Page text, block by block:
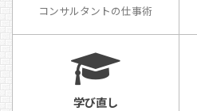
コンサルタントの仕事術
学び直し